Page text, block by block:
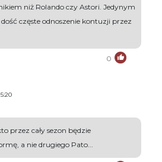
niż Rolando czy Astori. Jedynym
częste odnoszenie kontuzji przez
0
przez cały sezon będzie
a nie drugiego Pato...